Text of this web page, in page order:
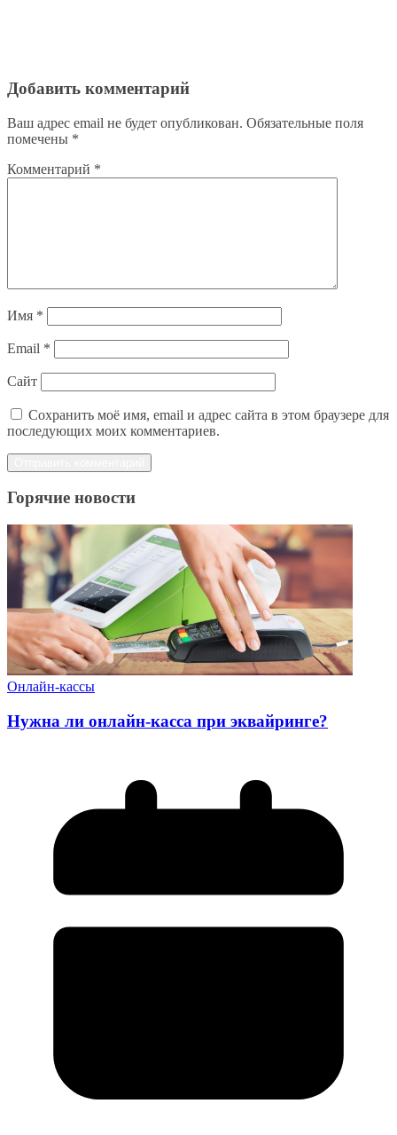
Добавить комментарий
Ваш адрес email не будет опубликован. Обязательные поля
помечены *
Комментарий *
Имя *
Email *
Сайт
Сохранить моё имя, email и адрес сайта в этом браузере для
последующих моих комментариев.
Горячие новости
Онлайн-кассы
Нужна ли онлайн-касса при эквайринге?